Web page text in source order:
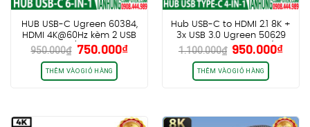
HUB USB-C Ugreen 60384,
HDMI 4K@60Hz kèm 2 USB
3.0 + SD/TF PD100W
950.000₫ Giá
gốc
là:
950.000₫.
750.000₫Giá
THÊM VÀO GIỎ HÀNG
Hub USB-C to HDMI 2.1 8K +
3x USB 3.0 Ugreen 50629
cao cấp chính hãng (Vỏ
Nhôm)
1.100.000₫ Giá
gốc
là:
1.100.000₫.
950.000₫Giá
THÊM VÀO GIỎ HÀNG